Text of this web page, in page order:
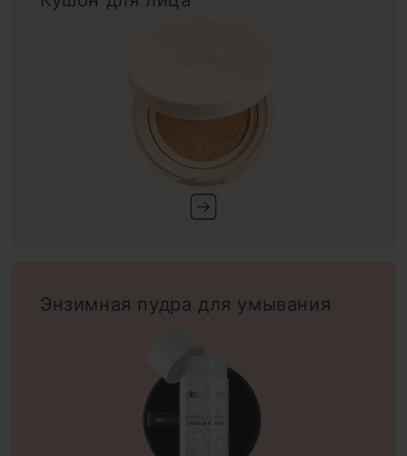
Энзимная пудра для умывания